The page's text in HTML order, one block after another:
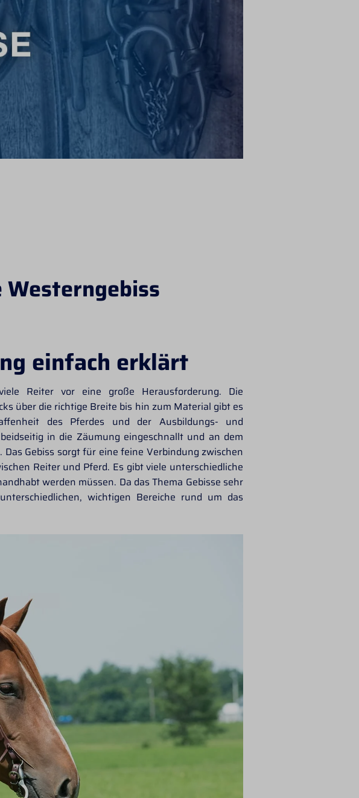
einfach erklärt
Reiter vor eine große Herausforderung. Die
über die richtige Breite bis hin zum Material gibt es
des Pferdes und der Ausbildungs- und
in die Zäumung eingeschnallt und an dem
Das Gebiss sorgt für eine feine Verbindung zwischen
Reiter und Pferd. Es gibt viele unterschiedliche
werden müssen. Da das Thema Gebisse sehr
wichtigen Bereiche rund um das